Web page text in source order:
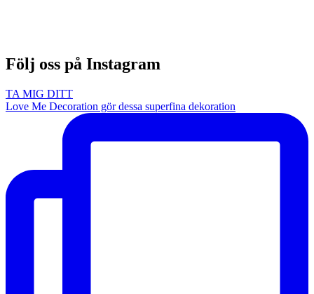
Följ oss på Instagram
TA MIG DITT
Love Me Decoration gör dessa superfina dekoration